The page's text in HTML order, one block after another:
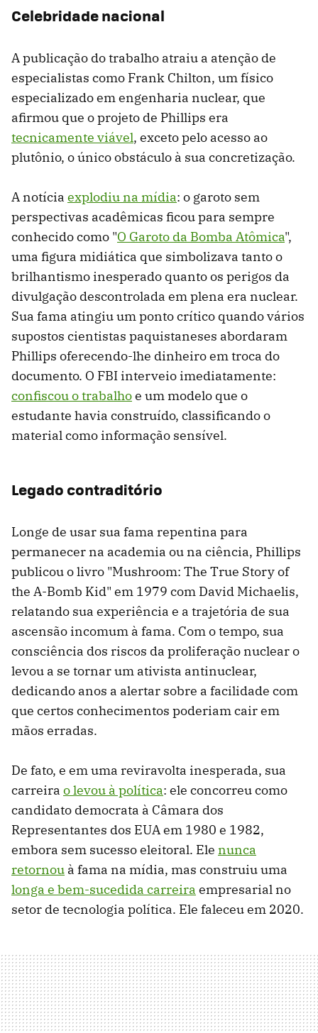
Celebridade nacional
A publicação do trabalho atraiu a atenção de
especialistas como Frank Chilton, um físico
especializado em engenharia nuclear, que
afirmou que o projeto de Phillips era
tecnicamente viável, exceto pelo acesso ao
plutônio, o único obstáculo à sua concretização.
A notícia explodiu na mídia: o garoto sem
perspectivas acadêmicas ficou para sempre
conhecido como "O Garoto da Bomba Atômica",
uma figura midiática que simbolizava tanto o
brilhantismo inesperado quanto os perigos da
divulgação descontrolada em plena era nuclear.
Sua fama atingiu um ponto crítico quando vários
supostos cientistas paquistaneses abordaram
Phillips oferecendo-lhe dinheiro em troca do
documento. O FBI interveio imediatamente:
confiscou o trabalhoe um modelo que o
estudante havia construído, classificando o
material como informação sensível.
Legado contraditório
Longe de usar sua fama repentina para
permanecer na academia ou na ciência, Phillips
publicou o livro "Mushroom: The True Story of
the A-Bomb Kid" em 1979 com David Michaelis,
relatando sua experiência e a trajetória de sua
ascensão incomum à fama. Com o tempo, sua
consciência dos riscos da proliferação nuclear o
levou a se tornar um ativista antinuclear,
dedicando anos a alertar sobre a facilidade com
que certos conhecimentos poderiam cair em
mãos erradas.
De fato, e em uma reviravolta inesperada, sua
carreira o levou à política: ele concorreu como
candidato democrata à Câmara dos
Representantes dos EUA em 1980 e 1982,
embora sem sucesso eleitoral. Ele nunca
retornou à fama na mídia, mas construiu uma
longa e bem-sucedida carreira empresarial no
setor de tecnologia política. Ele faleceu em 2020.